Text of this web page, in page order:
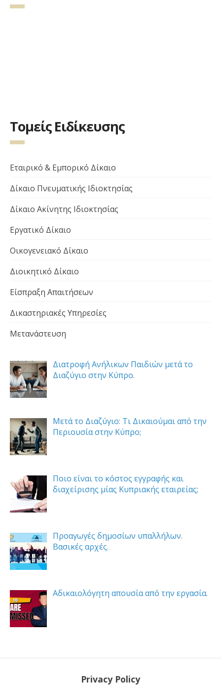
Τομείς Ειδίκευσης
Εταιρικό & Εμπορικό Δίκαιο
Δίκαιο Πνευματικής Ιδιοκτησίας
Δίκαιο Ακίνητης Ιδιοκτησίας
Εργατικό Δίκαιο
Οικογενειακό Δίκαιο
Διοικητικό Δίκαιο
Είσπραξη Απαιτήσεων
Δικαστηριακές Υπηρεσίες
Μετανάστευση
Διατροφή Ανήλικων Παιδιών μετά το
Διαζύγιο στην Κύπρο.
Μετά το Διαζύγιο: Τι Δικαιούμαι από την
Περιουσία στην Κύπρο;
Ποιο είναι το κόστος εγγραφής και
διαχείρισης μίας Κυπριακής εταιρείας;
Προαγωγές δημοσίων υπαλλήλων.
Βασικές αρχές.
Αδικαιολόγητη απουσία από την εργασία.
Privacy Policy